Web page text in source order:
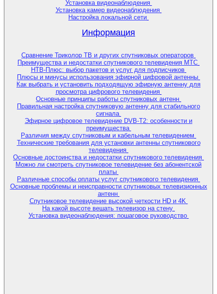
Установка видеонаблюдения
Установка камер видеонаблюдения
Настройка локальной сети
Информация
Сравнение Триколор ТВ и других спутниковых операторов
Преимущества и недостатки спутникового телевидения МТС
НТВ-Плюс: выбор пакетов и услуг для подписчиков
Плюсы и минусы использования эфирной цифровой антенны
Как выбрать и установить подходящую эфирную антенну для
просмотра цифрового телевидения
Основные принципы работы спутниковых антенн
Правильная настройка спутниковую антенну для стабильного
сигнала
Эфирное цифровое телевидение DVB-T2: особенности и
преимущества
Различия между спутниковым и кабельным телевидением
Технические требования для установки антенны спутникового
телевидения
Основные достоинства и недостатки спутникового телевидения
Можно ли смотреть спутниковое телевидение без абонентской
платы
Различные способы оплаты услуг спутникового телевидения
Основные проблемы и неисправности спутниковых телевизионных
антенн
Спутниковое телевидение высокой четкости HD и 4K
На какой высоте вешать телевизор на стену
Установка видеонаблюдения: пошаговое руководство